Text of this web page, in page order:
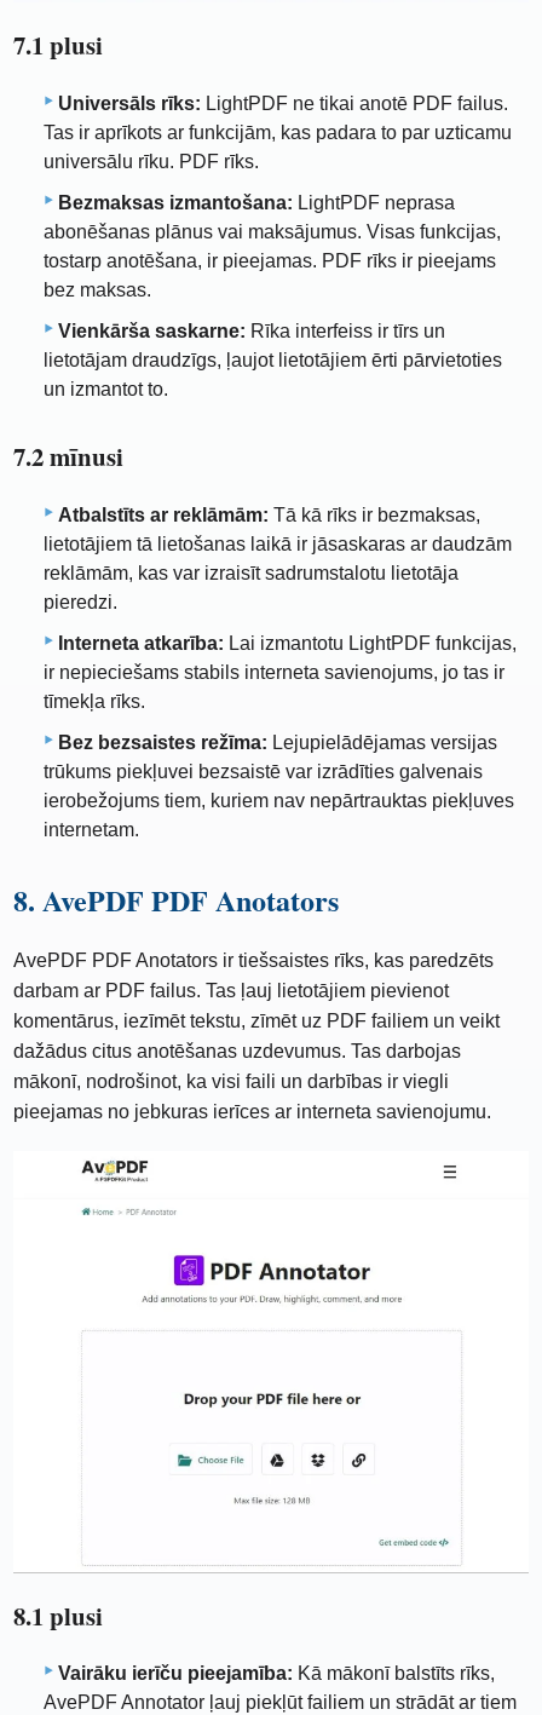
7.1 plusi
Universāls rīks: LightPDF ne tikai anotē PDF failus.
Tas ir aprīkots ar funkcijām, kas padara to par uzticamu
universālu rīku. PDF rīks.
Bezmaksas izmantošana: LightPDF neprasa
abonēšanas plānus vai maksājumus. Visas funkcijas,
tostarp anotēšana, ir pieejamas. PDF rīks ir pieejams
bez maksas.
Vienkārša saskarne: Rīka interfeiss ir tīrs un
lietotājam draudzīgs, ļaujot lietotājiem ērti pārvietoties
un izmantot to.
7.2 mīnusi
Atbalstīts ar reklāmām: Tā kā rīks ir bezmaksas,
lietotājiem tā lietošanas laikā ir jāsaskaras ar daudzām
reklāmām, kas var izraisīt sadrumstalotu lietotāja
pieredzi.
Interneta atkarība: Lai izmantotu LightPDF funkcijas,
ir nepieciešams stabils interneta savienojums, jo tas ir
tīmekļa rīks.
Bez bezsaistes režīma: Lejupielādējamas versijas
trūkums piekļuvei bezsaistē var izrādīties galvenais
ierobežojums tiem, kuriem nav nepārtrauktas piekļuves
internetam.
8. AvePDF PDF Anotators
AvePDF PDF Anotators ir tiešsaistes rīks, kas paredzēts
darbam ar PDF failus. Tas ļauj lietotājiem pievienot
komentārus, iezīmēt tekstu, zīmēt uz PDF failiem un veikt
dažādus citus anotēšanas uzdevumus. Tas darbojas
mākonī, nodrošinot, ka visi faili un darbības ir viegli
pieejamas no jebkuras ierīces ar interneta savienojumu.
8.1 plusi
Vairāku ierīču pieejamība: Kā mākonī balstīts rīks,
AvePDF Annotator ļauj piekļūt failiem un strādāt ar tiem